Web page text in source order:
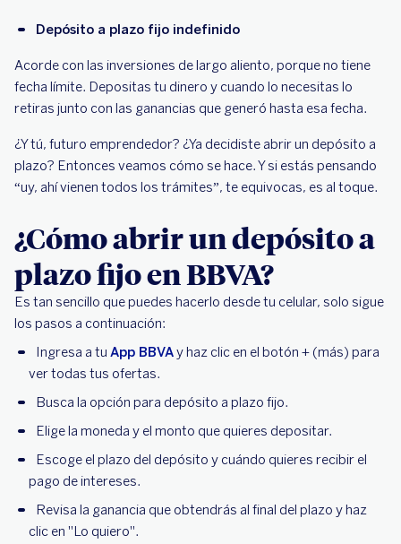
Depósito a plazo fijo indefinido
Acorde con las inversiones de largo aliento, porque no tiene
fecha límite. Depositas tu dinero y cuando lo necesitas lo
retiras junto con las ganancias que generó hasta esa fecha.
¿Y tú, futuro emprendedor? ¿Ya decidiste abrir un depósito a
plazo? Entonces veamos cómo se hace. Y si estás pensando
“uy, ahí vienen todos los trámites”, te equivocas, es al toque.
¿Cómo abrir un depósito a
plazo fijo en BBVA?
Es tan sencillo que puedes hacerlo desde tu celular, solo sigue
los pasos a continuación:
Ingresa a tu App BBVAy haz clic en el botón + (más) para
ver todas tus ofertas.
Busca la opción para depósito a plazo fijo.
Elige la moneda y el monto que quieres depositar.
Escoge el plazo del depósito y cuándo quieres recibir el
pago de intereses.
Revisa la ganancia que obtendrás al final del plazo y haz
clic en "Lo quiero".